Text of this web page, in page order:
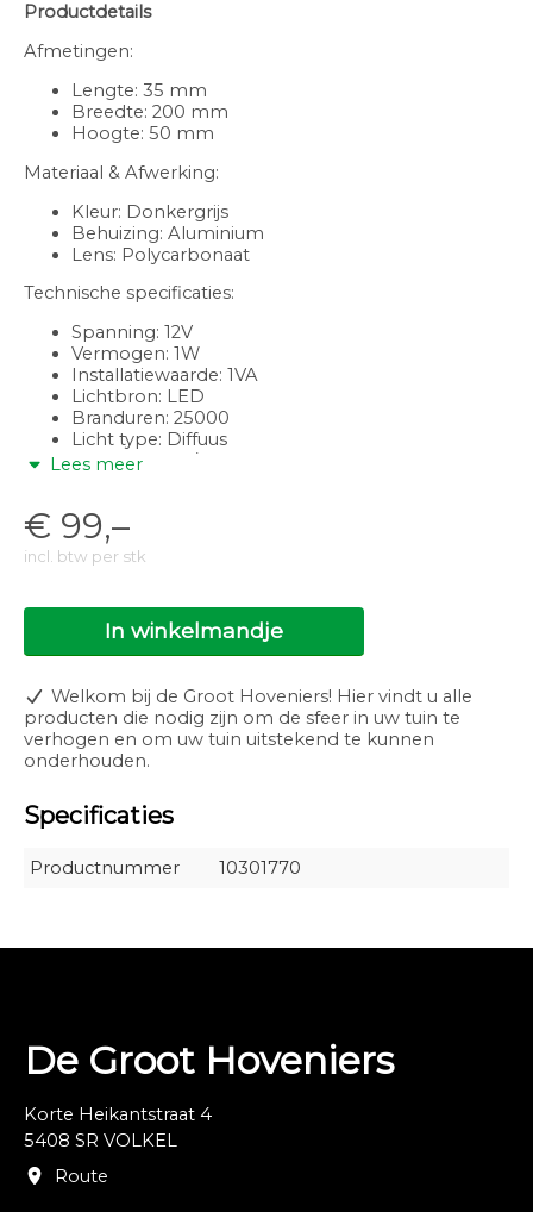
Productdetails
Afmetingen:
Lengte: 35 mm
Breedte: 200 mm
Hoogte: 50 mm
Materiaal & Afwerking:
Kleur: Donkergrijs
Behuizing: Aluminium
Lens: Polycarbonaat
Technische specificaties:
Spanning: 12V
Vermogen: 1W
Installatiewaarde: 1VA
Lichtbron: LED
Branduren: 25000
Licht type: Diffuus
Lichthoek: 80/106°
Lichtrichting: Naar beneden
Kleurtemperatuur: 2800K
CRI: 96
Luminous efficacy: 36lm/W
Dimbaar: Nee
IP klasse: IP-55
Lees meer
€ 99,–
incl. btw per stk
In winkelmandje
Welkom bij de Groot Hoveniers! Hier vindt u alle
producten die nodig zijn om de sfeer in uw tuin te
verhogen en om uw tuin uitstekend te kunnen
onderhouden.
Specificaties
Productnummer 10301770
De Groot Hoveniers
Korte Heikantstraat 4
5408 SR VOLKEL
Route